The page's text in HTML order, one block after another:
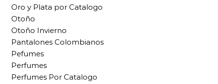
Oro y Plata por Catalogo
Otoño
Otoño Invierno
Pantalones Colombianos
Pefumes
Perfumes
Perfumes Por Catalogo